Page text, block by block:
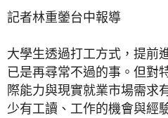
記者林重鎣台中報導
大學生透過打工方式，提前
已是再尋常不過的事。但對
際能力與現實就業市場需求
少有工讀、工作的機會與經